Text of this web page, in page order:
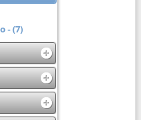
- (7)